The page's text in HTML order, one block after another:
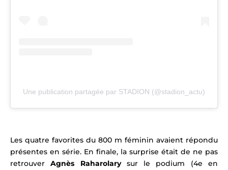
Une publication partagée par STADION (@stadion_actu)
Les quatre favorites du 800 m féminin avaient répondu
présentes en série. En finale, la surprise était de ne pas
retrouverAgnès Raharolarysur le podium (4e en